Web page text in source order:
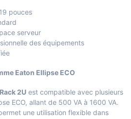
pouces
serveur
des équipements
Eaton Ellipse ECO
2U est compatible avec plusieurs
ECO, allant de 500 VA à 1600 VA.
une utilisation flexible dans